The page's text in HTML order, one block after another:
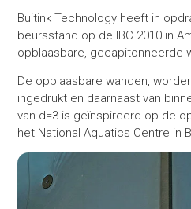
Buitink Technology heeft in
beursstand op de IBC 2010 in
opblaasbare, gecapitonneerde
De opblaasbare wanden,
ingedrukt en daarnaast van
van d=3 is geïnspireerd op de
het National Aquatics Centre in